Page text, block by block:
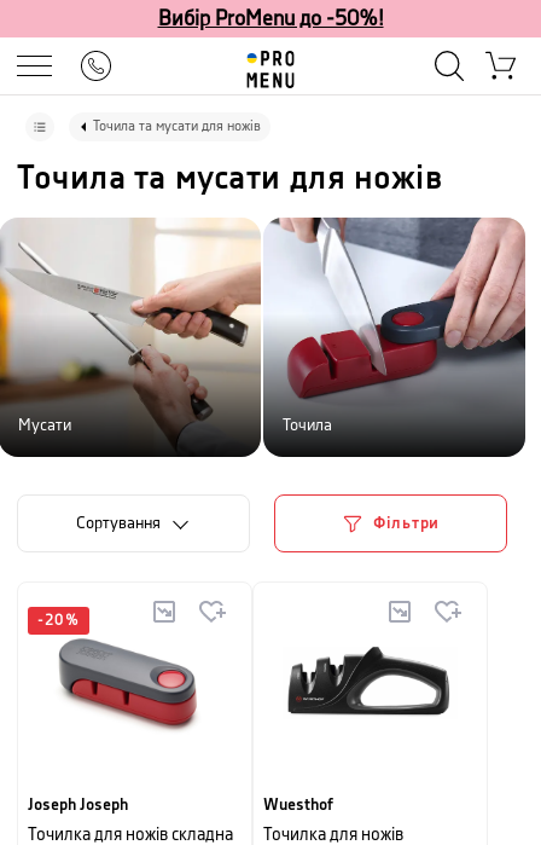
Вибір ProMenu до -50%!
Точила та мусати для ножів
Точила та мусати для ножів
Мусати Точила
Сортування Фільтри
-20 %
Joseph Joseph
Точилка для ножів складна
Wuesthof
Точилка для ножів